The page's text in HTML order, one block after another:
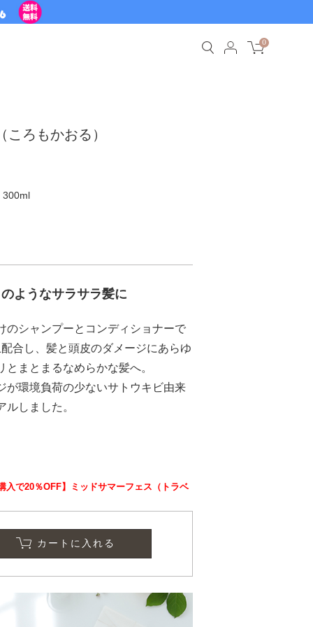
0
ろもかおる）
300ml
ようなサラサラ髪に
のシャンプーとコンディショナーで
合し、髪と頭皮のダメージにあらゆ
まとまるなめらかな髪へ。
が環境負荷の少ないサトウキビ由来
しました。
入で20％OFF】ミッドサマーフェス（トラベ
カートに入れる